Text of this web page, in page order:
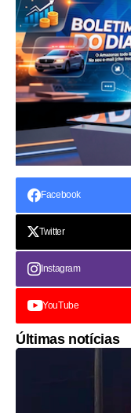
Facebook
Twitter
Instagram
YouTube
Últimas notícias